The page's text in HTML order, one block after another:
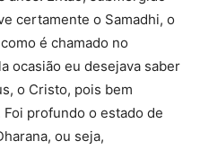
certamente o Samadhi, o
é chamado no
ocasião eu desejava saber
o Cristo, pois bem
profundo o estado de
ou seja,